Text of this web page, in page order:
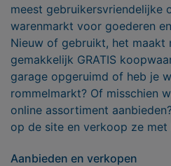
meest gebruikersvriendelijke
warenmarkt voor goederen
Nieuw of gebruikt, het maakt
gemakkelijk GRATIS
garage opgeruimd of heb je
rommelmarkt? Of misschien
online assortiment
op de site en verkoop ze
Aanbieden en verkopen